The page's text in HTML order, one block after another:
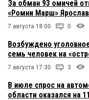
За обман 93 омичей
«Ромни Марш»
7 августа 18:00 0
Возбуждено
семь человек на
7 августа 17:30 3
В июле спрос на
области оказался на